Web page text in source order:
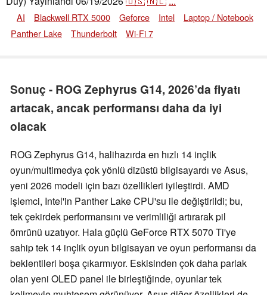
AI Blackwell RTX 5000 Geforce Intel
Laptop / Notebook
Panther Lake
Thunderbolt Wi-Fi 7
Sonuç - ROG Zephyrus G14, 2026’da fiyatı
artacak, ancak performansı daha da iyi
olacak
ROG Zephyrus G14, halihazırda en hızlı 14 inçlik
oyun/multimedya çok yönlü dizüstü bilgisayardı ve Asus,
yeni 2026 modeli için bazı özellikleri iyileştirdi. AMD
işlemci, Intel'in Panther Lake CPU'su ile değiştirildi; bu,
tek çekirdek performansını ve verimliliği artırarak pil
ömrünü uzatıyor. Hala güçlü GeForce RTX 5070 Ti'ye
sahip tek 14 inçlik oyun bilgisayarı ve oyun performansı da
beklentileri boşa çıkarmıyor. Eskisinden çok daha parlak
olan yeni OLED panel ile birleştiğinde, oyunlar tek